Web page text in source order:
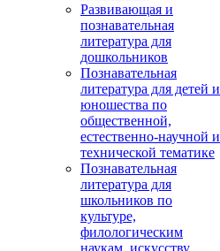
Развивающая и
познавательная
литература для
дошкольников
Познавательная
литература для детей и
юношества по
общественной,
естественно-научной и
технической тематике
Познавательная
литература для
школьников по
культуре,
филологическим
наукам, искусству